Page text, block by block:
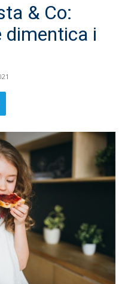
& Co:
dimentica i